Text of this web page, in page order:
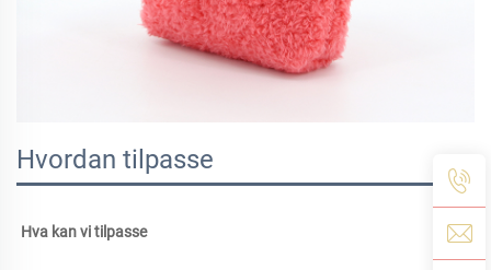
Hvordan tilpasse
Hva kan vi tilpasse